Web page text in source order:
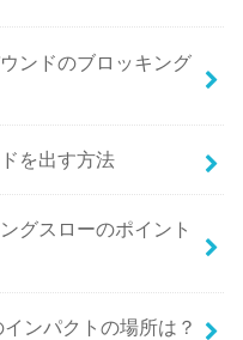
ンドのブロッキング
を出す方法
グスローのポイント
ンパクトの場所は？